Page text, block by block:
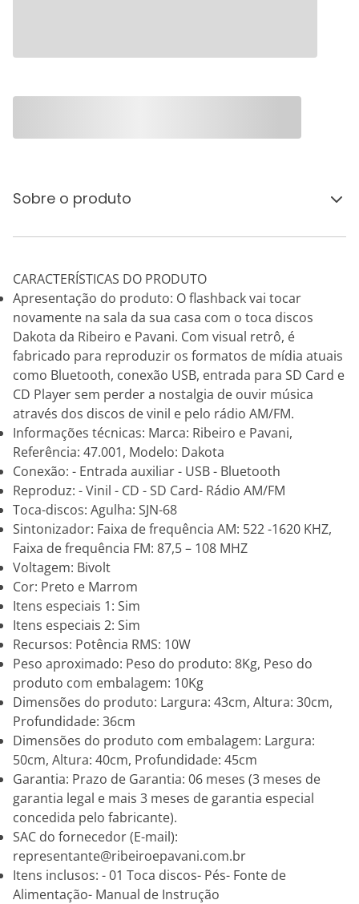
Sobre o produto
CARACTERÍSTICAS DO PRODUTO
Apresentação do produto: O flashback vai tocar
novamente na sala da sua casa com o toca discos
Dakota da Ribeiro e Pavani. Com visual retrô, é
fabricado para reproduzir os formatos de mídia atuais
como Bluetooth, conexão USB, entrada para SD Card e
CD Player sem perder a nostalgia de ouvir música
através dos discos de vinil e pelo rádio AM/FM.
Informações técnicas: Marca: Ribeiro e Pavani,
Referência: 47.001, Modelo: Dakota
Conexão: - Entrada auxiliar - USB - Bluetooth
Reproduz: - Vinil - CD - SD Card- Rádio AM/FM
Toca-discos: Agulha: SJN-68
Sintonizador: Faixa de frequência AM: 522 -1620 KHZ,
Faixa de frequência FM: 87,5 – 108 MHZ
Voltagem: Bivolt
Cor: Preto e Marrom
Itens especiais 1: Sim
Itens especiais 2: Sim
Recursos: Potência RMS: 10W
Peso aproximado: Peso do produto: 8Kg, Peso do
produto com embalagem: 10Kg
Dimensões do produto: Largura: 43cm, Altura: 30cm,
Profundidade: 36cm
Dimensões do produto com embalagem: Largura:
50cm, Altura: 40cm, Profundidade: 45cm
Garantia: Prazo de Garantia: 06 meses (3 meses de
garantia legal e mais 3 meses de garantia especial
concedida pelo fabricante).
SAC do fornecedor (E-mail):
representante@ribeiroepavani.com.br
Itens inclusos: - 01 Toca discos- Pés- Fonte de
Alimentação- Manual de Instrução